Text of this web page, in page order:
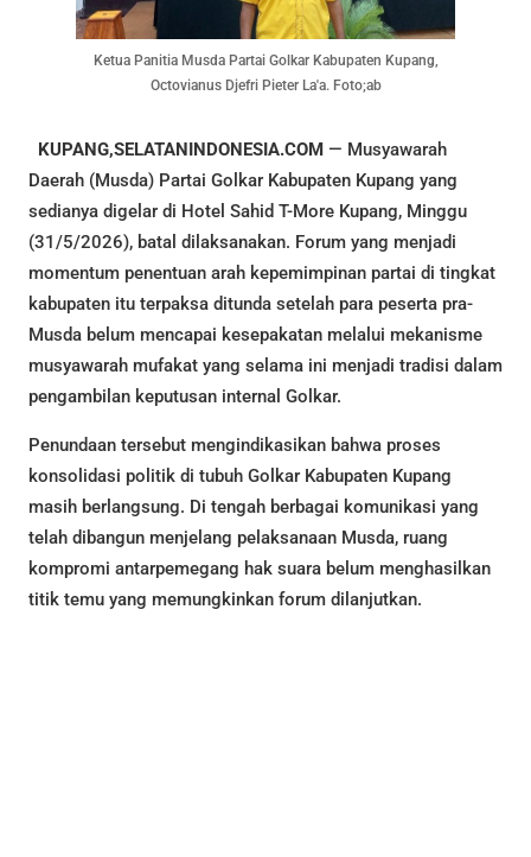
Ketua Panitia Musda Partai Golkar Kabupaten Kupang,
Octovianus Djefri Pieter La'a. Foto;ab
KUPANG,SELATANINDONESIA.COM — Musyawarah
Daerah (Musda) Partai Golkar Kabupaten Kupang yang
sedianya digelar di Hotel Sahid T-More Kupang, Minggu
(31/5/2026), batal dilaksanakan. Forum yang menjadi
momentum penentuan arah kepemimpinan partai di tingkat
kabupaten itu terpaksa ditunda setelah para peserta pra-
Musda belum mencapai kesepakatan melalui mekanisme
musyawarah mufakat yang selama ini menjadi tradisi dalam
pengambilan keputusan internal Golkar.
Penundaan tersebut mengindikasikan bahwa proses
konsolidasi politik di tubuh Golkar Kabupaten Kupang
masih berlangsung. Di tengah berbagai komunikasi yang
telah dibangun menjelang pelaksanaan Musda, ruang
kompromi antarpemegang hak suara belum menghasilkan
titik temu yang memungkinkan forum dilanjutkan.